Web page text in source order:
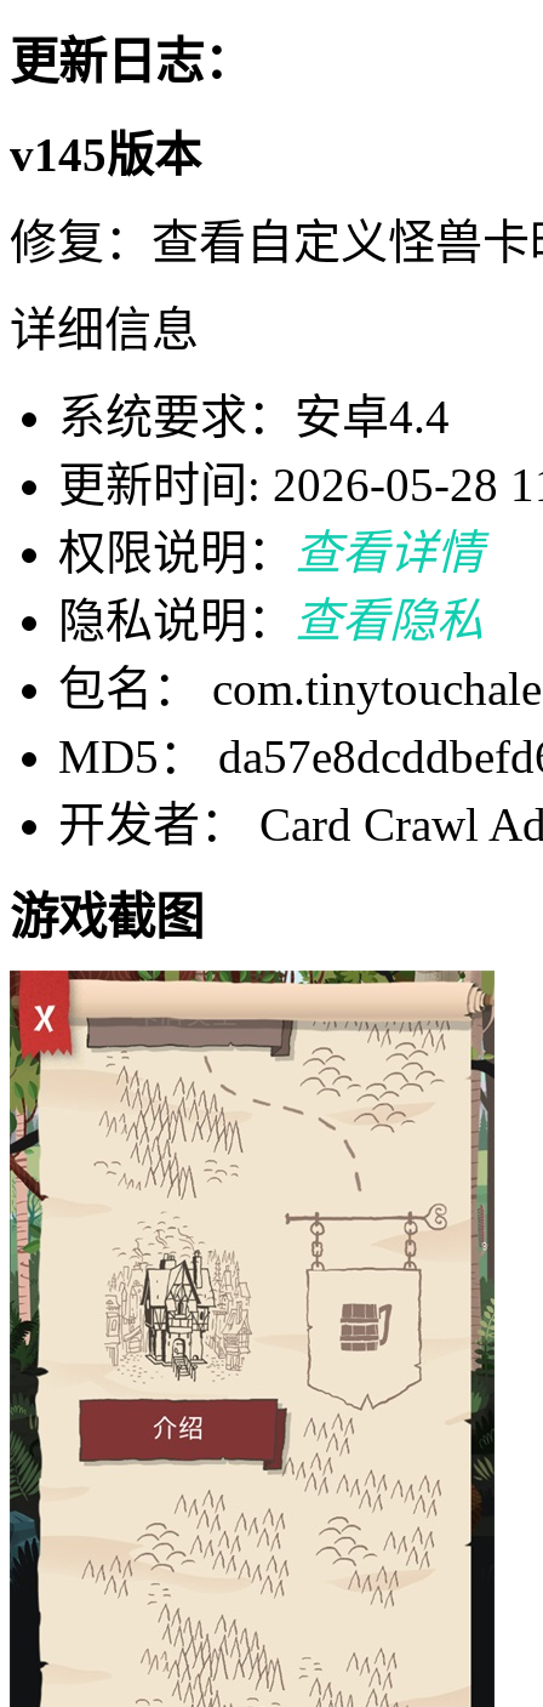
更新日志：
v145版本
修复：查看自定义怪兽
详细信息
系统要求：安卓4.4
更新时间: 2026-05-28
权限说明：
查看详情
隐私说明：
查看隐私
包名：
MD5：
开发者： Card Crawl
游戏截图